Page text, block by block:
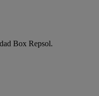
Box Repsol.